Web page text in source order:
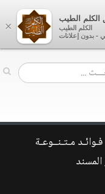
فـوائـد مـتـنــوعـة
×
الكلم الطيب
الكلم الطيب
- بدون إعلانات